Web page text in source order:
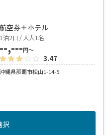
航空券＋ホテル
1泊2日 / 大人1名
--,---円～
3.47
沖縄県那覇市松山1-14-5